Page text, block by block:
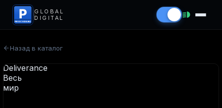
P
PROCODS.RU
GLOBAL
DIGITAL
Назад в каталог